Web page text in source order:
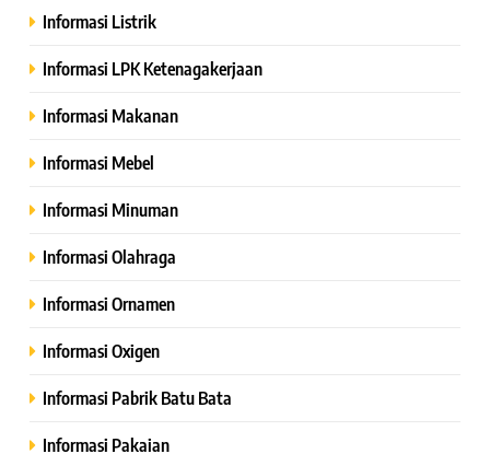
Informasi Listrik
Informasi LPK Ketenagakerjaan
Informasi Makanan
Informasi Mebel
Informasi Minuman
Informasi Olahraga
Informasi Ornamen
Informasi Oxigen
Informasi Pabrik Batu Bata
Informasi Pakaian